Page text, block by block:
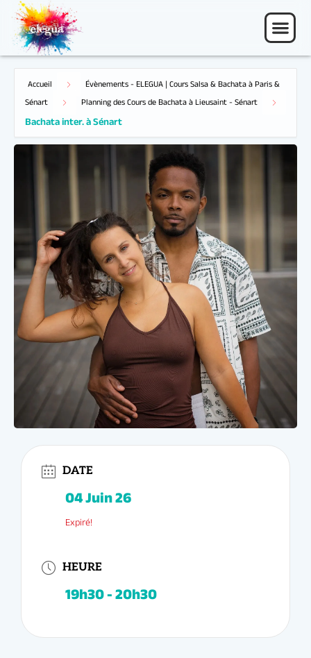
Accueil
Évènements - ELEGUA | Cours Salsa & Bachata à Paris &
Sénart
Planning des Cours de Bachata à Lieusaint - Sénart
Bachata inter. à Sénart
DATE
04 Juin 26
Expiré!
HEURE
19h30 - 20h30